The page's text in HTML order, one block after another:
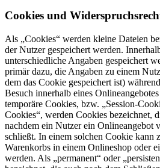
Cookies und
Als „Cookies“ werden kleine Dateien
der Nutzer gespeichert werden.
unterschiedliche Angaben gespeichert
primär dazu, die Angaben zu einem
dem das Cookie gespeichert ist)
Besuch innerhalb eines
temporäre Cookies, bzw. „Session-
Cookies“, werden Cookies bezeichnet,
nachdem ein Nutzer ein Onlineangebot
schließt. In einem solchen Cookie kann
Warenkorbs in einem Onlineshop oder
werden. Als „permanent“ oder